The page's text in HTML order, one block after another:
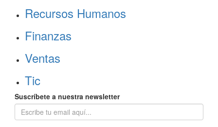
Recursos Humanos
Finanzas
Ventas
Tic
Suscríbete a nuestra newsletter